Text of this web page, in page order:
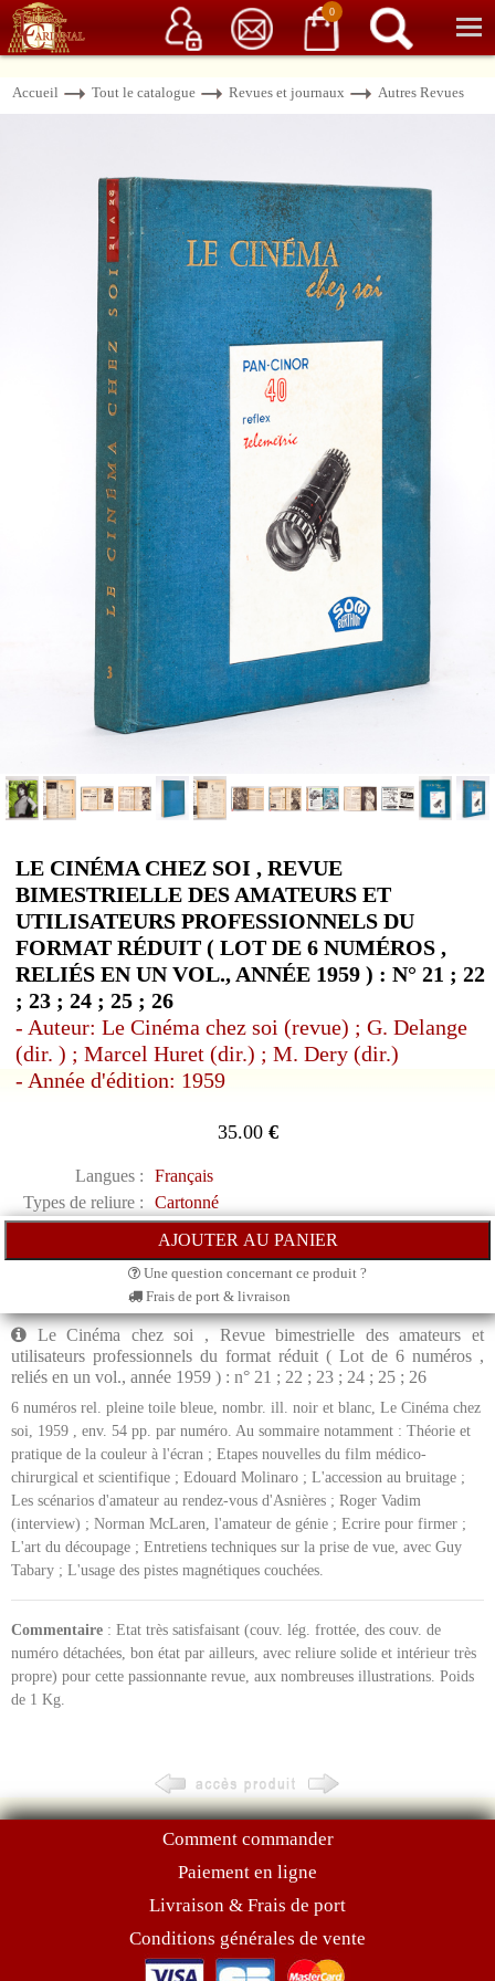
0
Service client 06 15 37 15 37 Librairie de livres anciens & rares
Accueil Tout le catalogue Revues et journaux Autres Revues
LE CINÉMA CHEZ SOI , REVUE
BIMESTRIELLE DES AMATEURS ET
UTILISATEURS PROFESSIONNELS DU
FORMAT RÉDUIT ( LOT DE 6 NUMÉROS ,
RELIÉS EN UN VOL., ANNÉE 1959 ) : N° 21 ; 22
; 23 ; 24 ; 25 ; 26
- Auteur: Le Cinéma chez soi (revue) ; G. Delange
(dir. ) ; Marcel Huret (dir.) ; M. Dery (dir.)
- Année d'édition: 1959
35.00€
Langues :
Français
Types de reliure :
Cartonné
Une question concernant ce produit ?
Frais de port & livraison
Le Cinéma chez soi , Revue bimestrielle des amateurs et
utilisateurs professionnels du format réduit ( Lot de 6 numéros ,
reliés en un vol., année 1959 ) : n° 21 ; 22 ; 23 ; 24 ; 25 ; 26
6 numéros rel. pleine toile bleue, nombr. ill. noir et blanc, Le Cinéma chez
soi, 1959 , env. 54 pp. par numéro. Au sommaire notamment : Théorie et
pratique de la couleur à l'écran ; Etapes nouvelles du film médico-
chirurgical et scientifique ; Edouard Molinaro ; L'accession au bruitage ;
Les scénarios d'amateur au rendez-vous d'Asnières ; Roger Vadim
(interview) ; Norman McLaren, l'amateur de génie ; Ecrire pour firmer ;
L'art du découpage ; Entretiens techniques sur la prise de vue, avec Guy
Tabary ; L'usage des pistes magnétiques couchées.
Commentaire : Etat très satisfaisant (couv. lég. frottée, des couv. de
numéro détachées, bon état par ailleurs, avec reliure solide et intérieur très
propre) pour cette passionnante revue, aux nombreuses illustrations. Poids
de 1 Kg.
Comment commander
Paiement en ligne
Livraison & Frais de port
Conditions générales de vente